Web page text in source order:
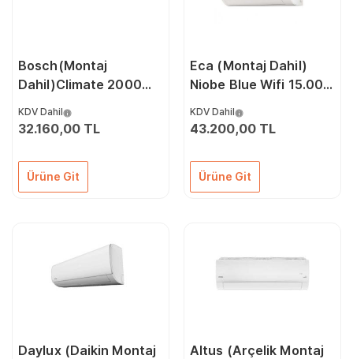
Bosch(Montaj
Dahil)Climate 2000
İnverter Klima
KDV Dahil
32.160,00 TL
Ürüne Git
Eca (Montaj Dahil)
Niobe Blue Wifi 15.000
KDV Dahil
43.200,00 TL
Ürüne Git
Daylux (Daikin Montaj Altus (Arçelik Montaj